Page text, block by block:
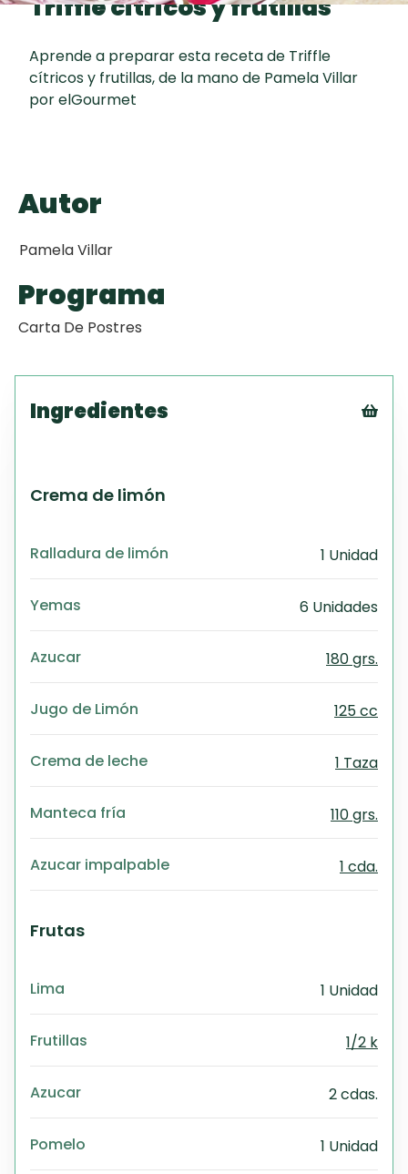
Galletas con
recetas
Triffle cítricos y frutillas
Aprende a preparar esta receta de Triffle
cítricos y frutillas, de la mano de Pamela Villar
por elGourmet
Autor
Pamela Villar
Programa
Carta De Postres
Ingredientes
Crema de limón
Ralladura de limón 1 Unidad
Yemas 6 Unidades
Azucar 180 grs.
Jugo de Limón 125 cc
Crema de leche 1 Taza
Manteca fría 110 grs.
Azucar impalpable 1 cda.
Frutas
Lima 1 Unidad
Frutillas 1/2 k
Azucar 2 cdas.
Pomelo 1 Unidad